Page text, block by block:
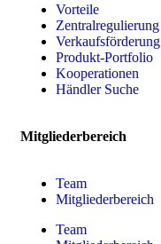
Vorteile
Zentralregulierung
Verkaufsförderung
Produkt-Portfolio
Kooperationen
Händler Suche
Mitgliederbereich
Team
Mitgliederbereich
Team